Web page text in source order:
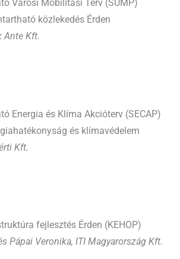
Városi Mobilitási Terv (SUMP)
közlekedés Érden
Ante Kft.
Energia és Klíma Akcióterv (SECAP)
és klímavédelem
Kft.
fejlesztés Érden (KEHOP)
Pápai Veronika, ITI Magyarország Kft.